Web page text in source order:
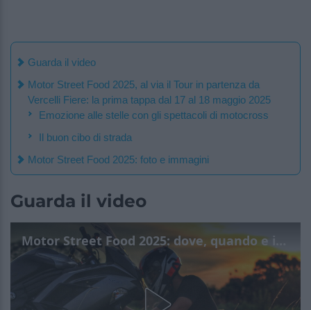
Guarda il video
Motor Street Food 2025, al via il Tour in partenza da
Vercelli Fiere: la prima tappa dal 17 al 18 maggio 2025
Emozione alle stelle con gli spettacoli di motocross
Il buon cibo di strada
Motor Street Food 2025: foto e immagini
Guarda il video
Motor Street Food 2025: dove, quando e info